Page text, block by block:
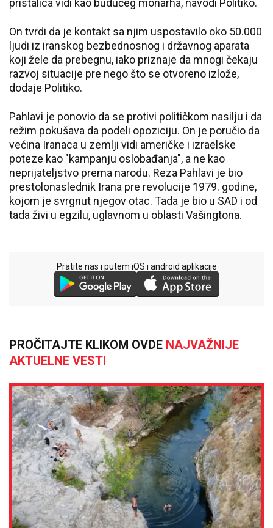
pristalica vidi kao budućeg monarha, navodi Politiko.
On tvrdi da je kontakt sa njim uspostavilo oko 50.000
ljudi iz iranskog bezbednosnog i državnog aparata
koji žele da prebegnu, iako priznaje da mnogi čekaju
razvoj situacije pre nego što se otvoreno izlože,
dodaje Politiko.
Pahlavi je ponovio da se protivi političkom nasilju i da
režim pokušava da podeli opoziciju. On je poručio da
većina Iranaca u zemlji vidi američke i izraelske
poteze kao "kampanju oslobađanja", a ne kao
neprijateljstvo prema narodu. Reza Pahlavi je bio
prestolonaslednik Irana pre revolucije 1979. godine,
kojom je svrgnut njegov otac. Tada je bio u SAD i od
tada živi u egzilu, uglavnom u oblasti Vašingtona.
Pratite nas i putem iOS i android aplikacije
PROČITAJTE KLIKOM OVDE NAJVAŽNIJE
AKTUELNE VESTI